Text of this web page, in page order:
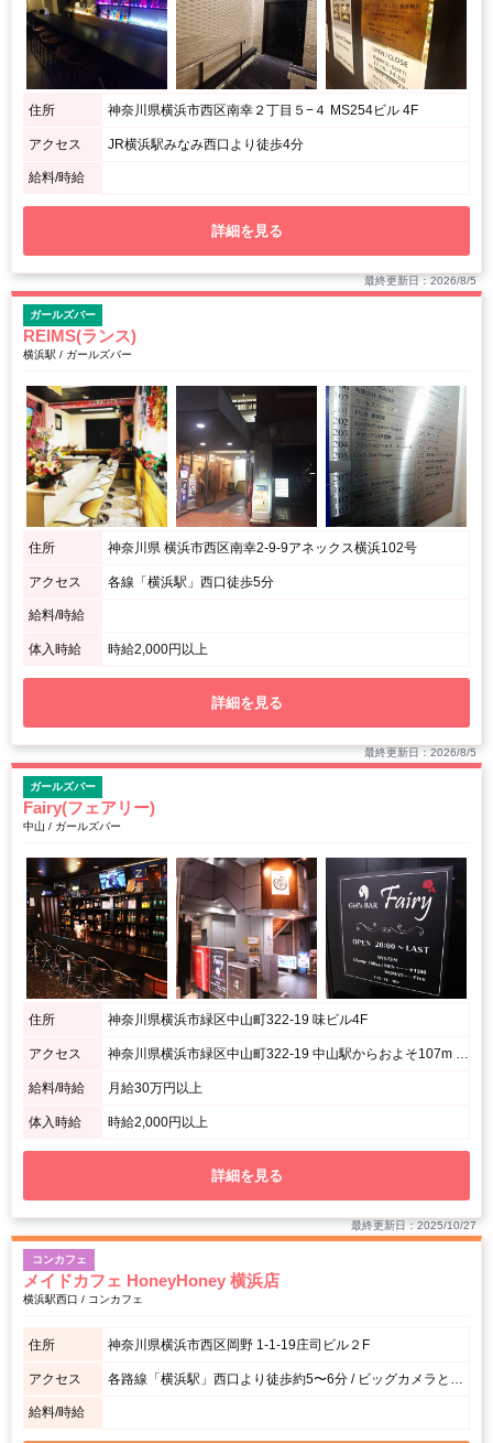
住所 神奈川県横浜市西区南幸２丁目５−４ MS254ビル 4F
アクセス JR横浜駅みなみ西口より徒歩4分
給料/時給
詳細を見る
最終更新日：2026/8/5
ガールズバー
REIMS(ランス)
横浜駅 / ガールズバー
住所 神奈川県 横浜市西区南幸2-9-9アネックス横浜102号
アクセス 各線「横浜駅」西口徒歩5分
給料/時給
体入時給 時給2,000円以上
詳細を見る
最終更新日：2026/8/5
ガールズバー
Fairy(フェアリー)
中山 / ガールズバー
住所 神奈川県横浜市緑区中山町322-19 味ビル4F
アクセス 神奈川県横浜市緑区中山町322-19 中山駅からおよそ107m 中山駅前！徒歩1分!!
給料/時給 月給30万円以上
体入時給 時給2,000円以上
詳細を見る
最終更新日：2025/10/27
コンカフェ
メイドカフェ HoneyHoney 横浜店
横浜駅西口 / コンカフェ
住所 神奈川県横浜市西区岡野 1-1-19庄司ビル２F
アクセス 各路線「横浜駅」西口より徒歩約5〜6分 / ビッグカメラとOSドラッグの間の通りを道なりに進み「ローソン」のあるビルの2階が店舗。
給料/時給